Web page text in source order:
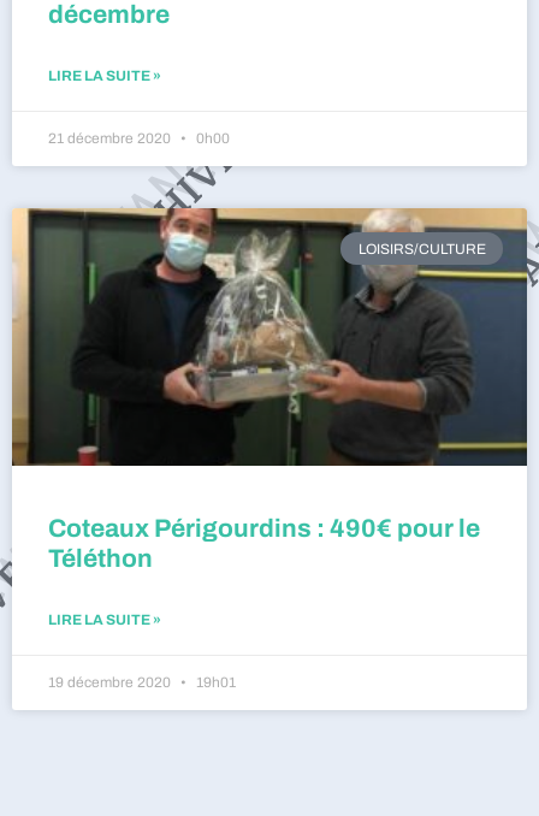
décembre
LIRE LA SUITE »
21 décembre 2020 0h00
LOISIRS/CULTURE
Coteaux Périgourdins : 490€ pour le
Téléthon
LIRE LA SUITE »
19 décembre 2020 19h01